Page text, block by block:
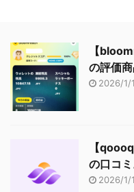
【
の評価
2026/1/
【
の口コ
2026/1/